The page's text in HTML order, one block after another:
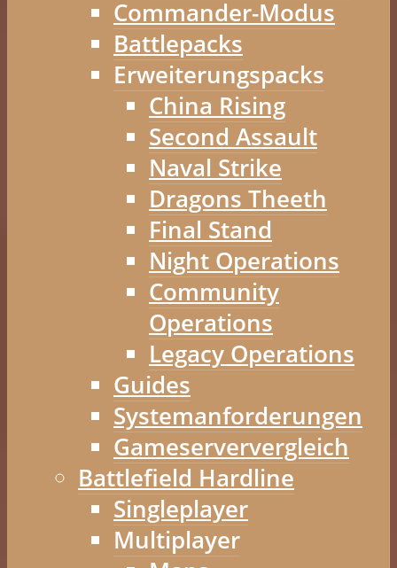
Commander-Modus
Battlepacks
Erweiterungspacks
China Rising
Second Assault
Naval Strike
Dragons Theeth
Final Stand
Night Operations
Community
Operations
Legacy Operations
Guides
Systemanforderungen
Gameserververgleich
Battlefield Hardline
Singleplayer
Multiplayer